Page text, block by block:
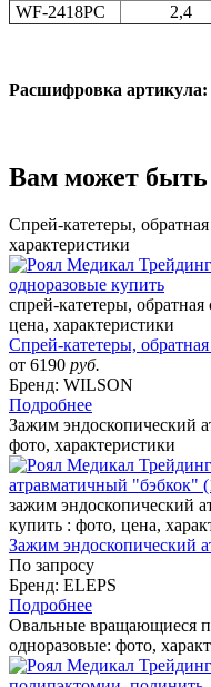
WF-2418PC
2,4
Расшифровка артикула:
Вам может быть
Спрей-катетеры,
характеристики
спрей-катетеры,
цена, характеристики
Спрей-катетеры,
от 6190 руб.
Бренд: WILSON
Подробнее
Зажим эндоскопический
фото, характеристики
зажим эндоскопический
купить : фото, цена,
Зажим эндоскопический
По запросу
Бренд: ELEPS
Подробнее
Овальные вращающиеся
одноразовые: фото,